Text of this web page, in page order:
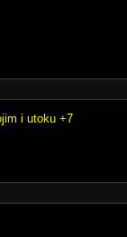
i utoku +7